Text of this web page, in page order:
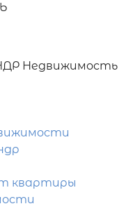
Недвижимость
квартиры